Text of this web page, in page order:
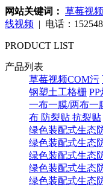
网站关键词： 草莓视
线视频 | 电话：
PRODUCT LIST
产品列表
草莓视频COM污
钢塑土工格栅
一布一膜/两布一
布 防裂贴 抗裂贴
绿色装配式生态
绿色装配式生态
绿色装配式生态
绿色装配式生态
绿色装配式生态